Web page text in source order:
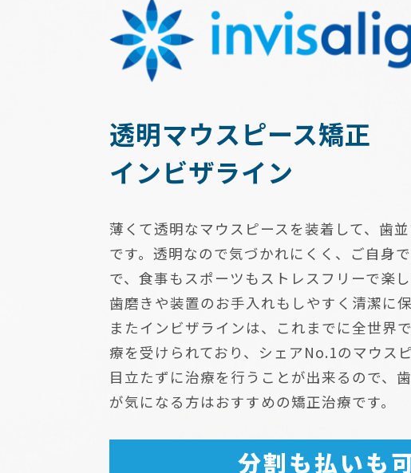
透明マウスピース矯正
インビザライン
薄くて透明なマウスピースを装着して、歯
です。透明なので気づかれにくく、ご自身
で、食事もスポーツもストレスフリーで楽し
歯磨きや装置のお手入れもしやすく清潔に保
またインビザラインは、これまでに全世界
療を受けられており、シェアNo.1のマウス
目立たずに治療を行うことが出来るので、
が気になる方はおすすめの矯正治療です。
分割も払いも